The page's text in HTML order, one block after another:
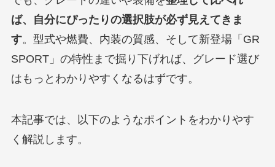
ば、自分にぴったりの選択肢が必ず見えてきま
す。型式や燃費、内装の質感、そして新登場「GR
SPORT」の特性まで掘り下げれば、グレード選び
はもっとわかりやすくなるはずです。
本記事では、以下のようなポイントをわかりやす
く解説します。